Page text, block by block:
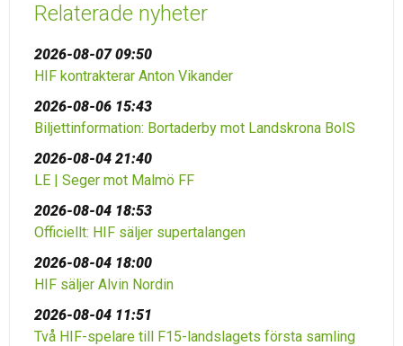
Relaterade nyheter
2026-08-07 09:50
HIF kontrakterar Anton Vikander
2026-08-06 15:43
Biljettinformation: Bortaderby mot Landskrona BoIS
2026-08-04 21:40
LE | Seger mot Malmö FF
2026-08-04 18:53
Officiellt: HIF säljer supertalangen
2026-08-04 18:00
HIF säljer Alvin Nordin
2026-08-04 11:51
Två HIF-spelare till F15-landslagets första samling